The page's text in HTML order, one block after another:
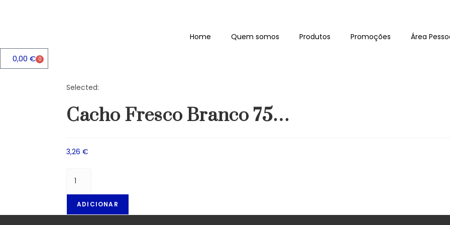
Home Quem somos Produtos Promoções Área
0,00 € 0
Selected:
Cacho Fresco Branco 75…
3,26 €
ADICIONAR